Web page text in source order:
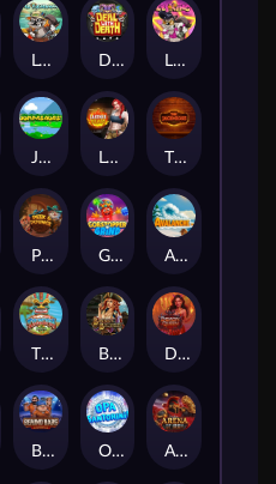
Le Fisherman DEAL WITH DEATH LE KING
Jumpasaurs Leatherheads The Jack & Rose
Peek & Pounce Gobstopper Grind Avalanche
Tikitopia BoosterBelt Bonnie's Buccaneers Demon Queen
Behind Bars: Masterplan Opa Santorini! Arena of Iron